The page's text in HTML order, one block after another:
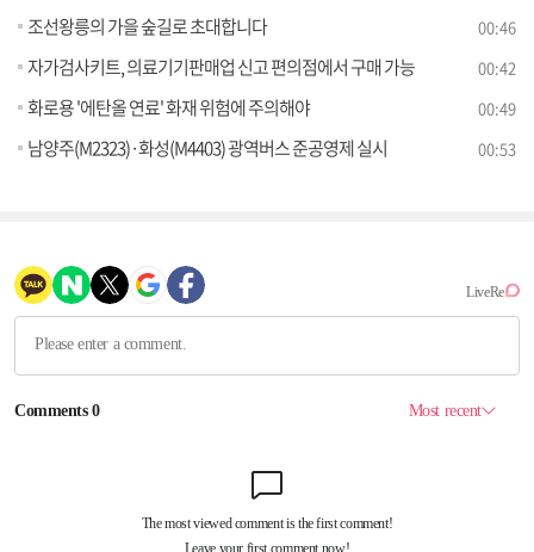
조선왕릉의 가을 숲길로 초대합니다 00:46
자가검사키트, 의료기기판매업 신고 편의점에서 구매 가능 00:42
화로용 '에탄올 연료' 화재 위험에 주의해야 00:49
남양주(M2323)·화성(M4403) 광역버스 준공영제 실시 00:53